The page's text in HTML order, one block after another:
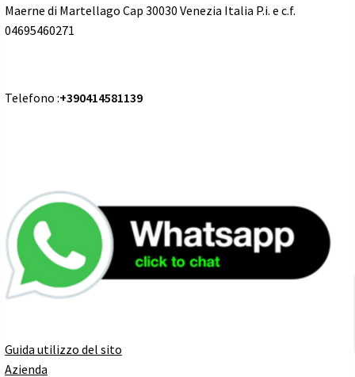
Maerne di Martellago Cap 30030 Venezia Italia P.i. e c.f.
04695460271
Telefono :+390414581139
Guida utilizzo del sito
Azienda